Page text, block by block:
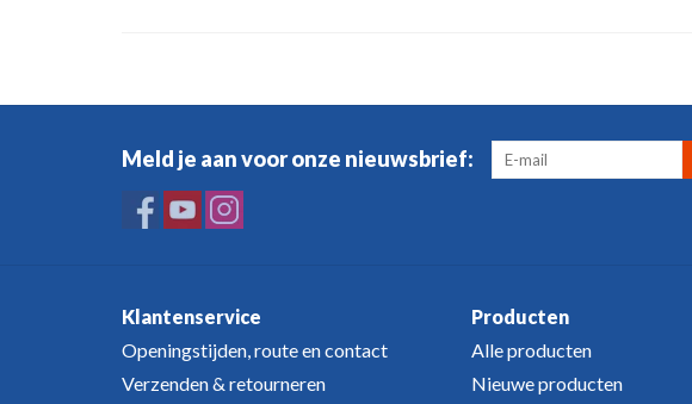
Meld je aan voor onze nieuwsbrief:
Klantenservice
Openingstijden, route en contact
Verzenden & retourneren
Producten
Alle producten
Nieuwe producten